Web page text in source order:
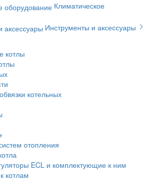
Климатическое
Инструменты и аксессуары
котлы
котельных
отопления
ECL и комплектующие к ним
котлам